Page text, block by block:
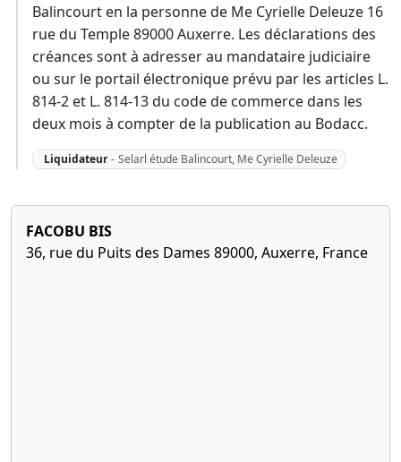
Balincourt en la personne de Me Cyrielle Deleuze 16
rue du Temple 89000 Auxerre. Les déclarations des
créances sont à adresser au mandataire judiciaire
ou sur le portail électronique prévu par les articles L.
814-2 et L. 814-13 du code de commerce dans les
deux mois à compter de la publication au Bodacc.
Liquidateur - Selarl étude Balincourt, Me Cyrielle Deleuze
FACOBU BIS
36, rue du Puits des Dames 89000, Auxerre, France